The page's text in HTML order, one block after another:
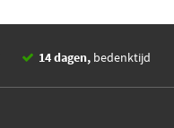
14 dagen, bedenktijd